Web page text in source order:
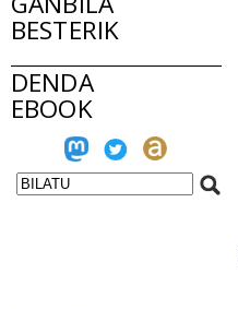
BESTERIK
DENDA
EBOOK